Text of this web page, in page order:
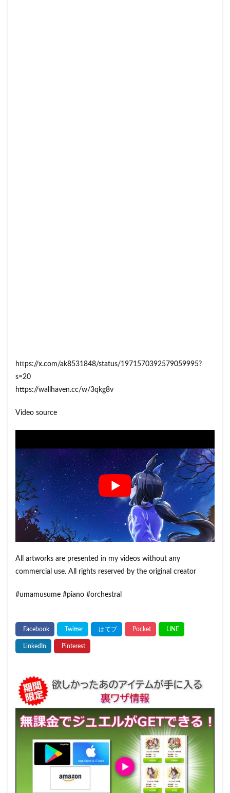
https://x.com/ak8531848/status/1971570392579059995?
s=20
https://wallhaven.cc/w/3qkg8v
Video source
All artworks are presented in my videos without any
commercial use. All rights reserved by the original creator
#umamusume #piano #orchestral